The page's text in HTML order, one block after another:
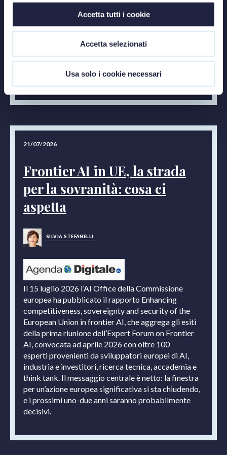
Accetta tutti i cookie
Accetta selezionati
Usa solo i cookie necessari
di responsabilità chiaramente definito.
Dott.ssa Donatella Vitanza
21/07/2026
Frontier AI in UE, la strada
per la sovranità: cosa ci
aspetta
SILVIA STEFANELLI
Il 15 luglio 2026 l’AI Office della Commissione
europea ha pubblicato il rapporto Enhancing
competitiveness, sovereignty and security of the
European Union in frontier AI, che aggrega gli esiti
della prima riunione dell’Expert Forum on Frontier
AI, convocata ad aprile 2026 con oltre 100
esperti provenienti da sviluppatori europei di AI,
industria e investitori, ricerca tecnica, accademia e
think tank. Il messaggio centrale è netto: la finestra
per un’azione europea significativa si sta chiudendo,
e i prossimi uno-due anni saranno probabilmente
decisivi.